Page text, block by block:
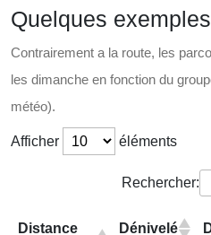
Quelques
Contrairement a la route, les
les dimanche en fonction du
météo).
Afficher éléments
Rechercher:
Distance
Dénivelé